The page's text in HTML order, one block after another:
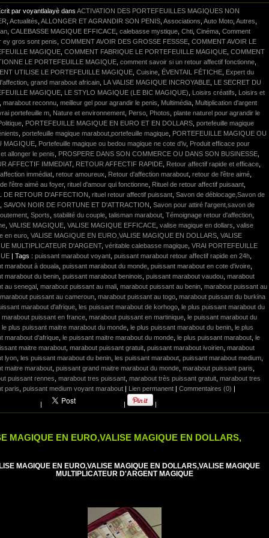
par voyantlalayè dans ACTIVATION DES PORTEFEUILLES MAGIQUES NON
, Actualités, ALLONGER ET AGRANDIR SON PENIS, Associations, Auto Moto, Autres,
, CALEBASSE MAGIQUE EFFICACE, calebasse mystique, Chti, Cinéma, Comment
ey gros sont penis, COMMENT AVOIR DES GROSSE FESSSE, COMMENT AVOIR LE
MAGIQUE, COMMENT FABRIQUE LE PORTEFEUILLE MAGIQUE, COMMENT
LE PORTEFEUILLE MAGIQUE, comment savoir si un retour affectif fonctionne,
UTILISE LE PORTEFEUILLE MAGIQUE, Cuisine, ÉVENTAIL FÉTICHE, Expert du
, grand marabout africain, LA VALISE MAGIQUE INCROYABLE, LE SECRET DU
MAGIQUE, LE STYLO MAGIQUE (LE BIC MAGIQUE), Loisirs créatifs, Loisirs et
, marabout reconnu, meilleur gel pour agrandir le penis, Multimédia, Multiplication d'argent
portefeuille m, Nature et environnement, Perso, Photos, plante naturel pour agrandir le
, PORTEFEUILLE MAGIQUE EN EURO ET EN DOLLARS, portefeuille magique
, portefeuille magique marabout,portefeuille magique, PORTEFEUILLE MAGIQUE OU
MAGIQUE, Portefeuille magique ou bedou magique ne cote d'iv, Produit efficace pour
allonger le penis, PROSPERE DANS SON COMMERCE OU DANS SON BUSINESSE,
AFFECTIF IMMEDIAT, RETOUR AFFECTIF RAPIDE, Retour affectif rapide et efficace,
immédiat, retour amoureux, Retour d'affection marabout, retour de l'être aimé,
l'être aimé au foyer, rituel d'amour qui fonctionne, Rituel de retour affectif puisaant,
DE RETOUR D'AFFECTION , rituel retour affectif puissant, Savon de déblocage,Savon de
, SAVON NOIR DE FORTUNE ET D'ATTRACTION , Savon pour attiré l'argent,savon de
, Sports, stabilité du couple, talisman marabout, Témoignage retour d'affection,
, VALISE MAGIQUE, VALISE MAGIQUE EFFICACE, valise magique en dollars, valise
en euro, VALISE MAGIQUE EN EURO,VALISE MAGIQUE EN DOLLARS, VALISE
MULTIPLICATEUR D'ARGENT, véritable calebasse magique, VRAI PORTEFEUILLE
| Tags : puissant marabout voyant, puissant marabout retour affectif rapide en 24h,
marabout à douala, puissant marabout du monde, puissant marabout en cote d'ivoire,
marabout du benin, puissant marabout beninois, puissant marabout vaudou, marabout
au senegal , marabout puissant au mali, marabout puissant au benin, marabout puissant au
marabout puissant au cameroun, marabout puissant au togo, marabout puissant du burkina
marabout d'afrique, les puissant marabout de korhogo, le plus puissant marabout du
marabout puissant en france, marabout puissant en martinique, le puissant marabout du
le plus puissant maitre marabout du monde, le plus puissant marabout du benin, le plus
marabout d'afrique, le puissant maitre marabout du monde, le plus puissant marabout, le
maitre marabout, marabout puissant gratuit, puissant marabout ivoirien, marabout
lyon, les puissant marabout du benin, les puissant marabout, puissant marabout medium,
maitre marabout, puissant grand maitre marabout du monde, marabout puissant paris,
puissant rennes, marabout tres puissant, marabout très puissant gratuit, marabout tres
paris, puissant medium voyant marabout Lien permanent Commentaires (0)
MAGIQUE EN EURO,VALISE MAGIQUE EN DOLLARS,
MAGIQUE EN EURO,VALISE MAGIQUE EN DOLLARS,VALISE MAGIQUE
MULTIPLICATEUR D'ARGENT MAGIQUE